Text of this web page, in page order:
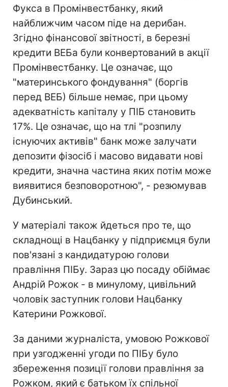
Фукса в Промінвестбанку, який
найближчим часом піде на дерибан.
Згідно фінансової звітності, в березні
кредити ВЕБа були конвертований в акції
Промінвестбанку. Це означає, що
"материнського фондування" (боргів
перед ВЕБ) більше немає, при цьому
адекватність капіталу у ПІБ становить
17%. Це означає, що на тлі "розпилу
існуючих активів" банк може залучати
депозити фізосіб і масово видавати нові
кредити, значна частина яких потім може
виявитися безповоротною", - резюмував
Дубинський.
У матеріалі також йдеться про те, що
складнощі в Нацбанку у підприємця були
пов'язані з кандидатурою голови
правління ПІБу. Зараз цю посаду обіймає
Андрій Рожок - в минулому, цивільний
чоловік заступник голови Нацбанку
Катерини Рожкової.
За даними журналіста, умовою Рожкової
при узгодженні угоди по ПІБу було
збереження позиції голови правління за
Рожком, який є батьком їх спільної